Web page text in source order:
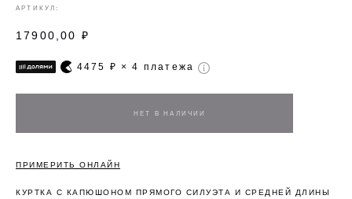
АРТИКУЛ:
17900,00 ₽
4475 ₽ × 4 платежа
ПРИМЕРИТЬ ОНЛАЙН
КУРТКА С КАПЮШОНОМ ПРЯМОГО СИЛУЭТА И СРЕДНЕЙ ДЛИНЫ